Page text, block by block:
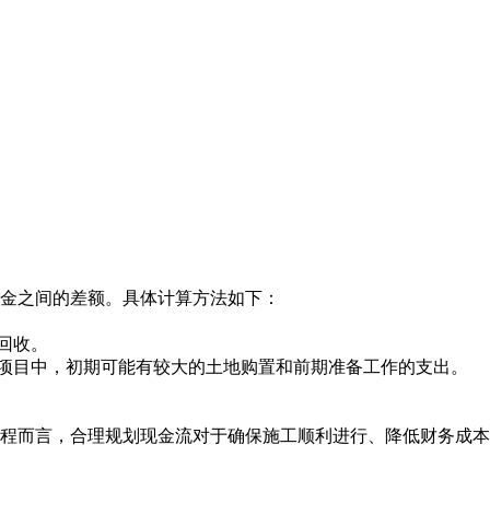
间的差额。具体计算方法如下：
。
中，初期可能有较大的土地购置和前期准备工作的支出。
言，合理规划现金流对于确保施工顺利进行、降低财务成本